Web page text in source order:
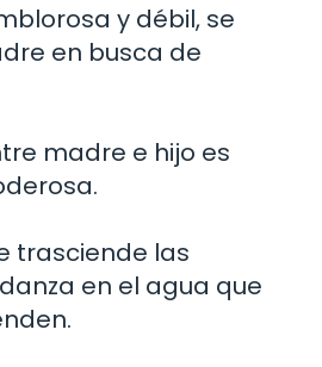
y débil, se
en busca de
madre e hijo es
trasciende las
en el agua que